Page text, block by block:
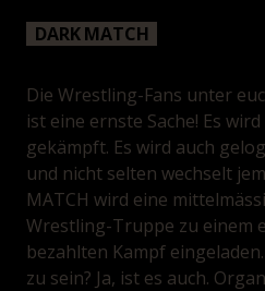
DARK MATCH
Die Wrestling-Fans unter
ist eine ernste Sache! Es
gekämpft. Es wird auch
und nicht selten wechselt
MATCH wird eine
Wrestling-Truppe zu einem
bezahlten Kampf
zu sein? Ja, ist es auch.